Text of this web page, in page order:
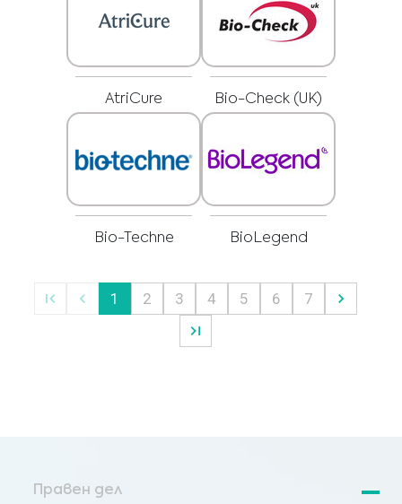
AtriCure Bio-Check (UK)
Bio-Techne BioLegend
1 2 3 4 5 6 7
Правен дел